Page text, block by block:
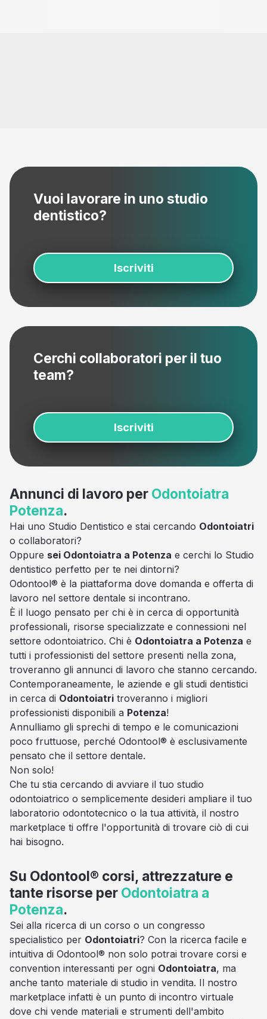
Vuoi lavorare in uno studio
dentistico?
Iscriviti
Cerchi collaboratori per il tuo
team?
Iscriviti
Annunci di lavoro per Odontoiatra
Potenza.
Hai uno Studio Dentistico e stai cercando Odontoiatri
o collaboratori?
Oppure sei Odontoiatra a Potenza e cerchi lo Studio
dentistico perfetto per te nei dintorni?
Odontool® è la piattaforma dove domanda e offerta di
lavoro nel settore dentale si incontrano.
È il luogo pensato per chi è in cerca di opportunità
professionali, risorse specializzate e connessioni nel
settore odontoiatrico. Chi è Odontoiatra a Potenza e
tutti i professionisti del settore presenti nella zona,
troveranno gli annunci di lavoro che stanno cercando.
Contemporaneamente, le aziende e gli studi dentistici
in cerca di Odontoiatri troveranno i migliori
professionisti disponibili a Potenza!
Annulliamo gli sprechi di tempo e le comunicazioni
poco fruttuose, perché Odontool® è esclusivamente
pensato che il settore dentale.
Non solo!
Che tu stia cercando di avviare il tuo studio
odontoiatrico o semplicemente desideri ampliare il tuo
laboratorio odontotecnico o la tua attività, il nostro
marketplace ti offre l'opportunità di trovare ciò di cui
hai bisogno.
Su Odontool® corsi, attrezzature e
tante risorse per Odontoiatra a
Potenza.
Sei alla ricerca di un corso o un congresso
specialistico per Odontoiatri? Con la ricerca facile e
intuitiva di Odontool® non solo potrai trovare corsi e
convention interessanti per ogni Odontoiatra, ma
anche tanto materiale di studio in vendita. Il nostro
marketplace infatti è un punto di incontro virtuale
dove chi vende materiali e strumenti dell'ambito